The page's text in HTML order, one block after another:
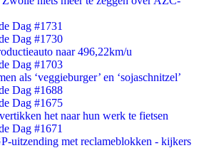
Dag #1731
Dag #1730
naar 496,22km/u
Dag #1703
als ‘veggieburger’ en ‘sojaschnitzel’
Dag #1688
Dag #1675
het naar hun werk te fietsen
Dag #1671
uitzending met reclameblokken - kijkers